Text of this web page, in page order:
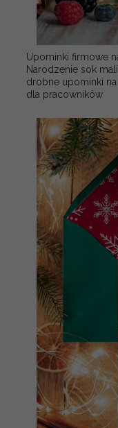
Upominki firmowe
Narodzenie sok
drobne upominki na
dla pracowników